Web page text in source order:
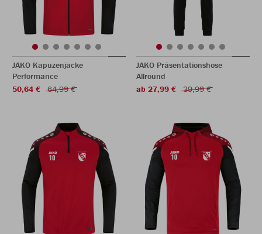
JAKO Kapuzenjacke
Performance
50,64 €
64,99 €
JAKO Präsentationshose
Allround
ab 27,99 €
39,99 €